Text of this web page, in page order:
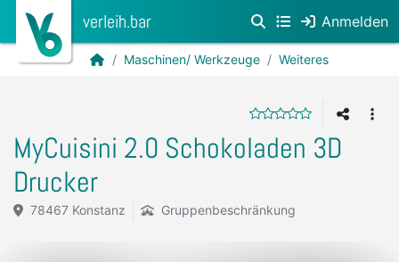
verleih.bar Anmelden
Maschinen/ Werkzeuge Weiteres
MyCuisini 2.0 Schokoladen 3D
Drucker
78467 Konstanz Gruppenbeschränkung